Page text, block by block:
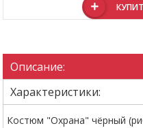
Описание:
Характеристики:
Костюм "Охрана" чёрный